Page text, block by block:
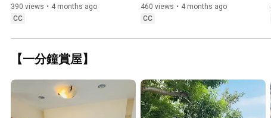
區．岡山交流道．南科橋頭園
區．阿公店水庫．大岡山
390 views • 4 months ago
CC
區．岡山交流道．南科橋頭園
區．阿公店水庫．大岡山
460 views • 4 months ago
CC
【一分鐘賞屋】